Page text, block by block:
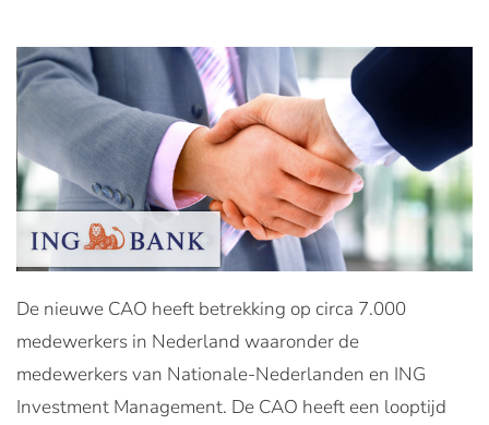
De nieuwe CAO heeft betrekking op circa 7.000
medewerkers in Nederland waaronder de
medewerkers van Nationale-Nederlanden en ING
Investment Management. De CAO heeft een looptijd